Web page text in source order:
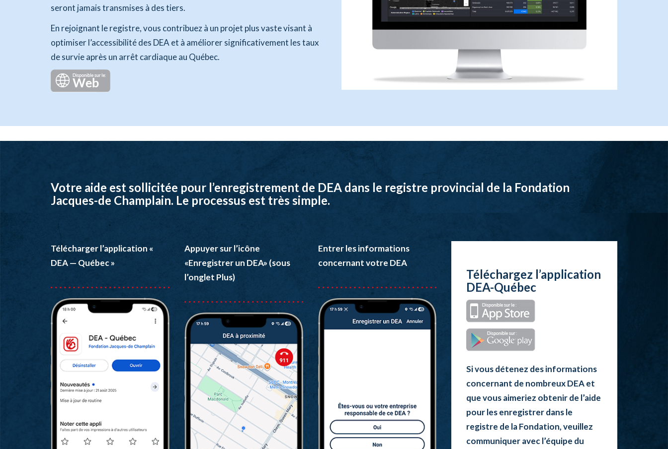
seront jamais transmises à des tiers.
En rejoignant le registre, vous contribuez à un projet plus vaste visant à
optimiser l’accessibilité des DEA et à améliorer significativement les taux
de survie après un arrêt cardiaque au Québec.
Votre aide est sollicitée pour l’enregistrement de DEA dans le registre provincial de la Fondation
Jacques-de Champlain. Le processus est très simple.
Télécharger l’application «
DEA — Québec »
Appuyer sur l’icône
«Enregistrer un DEA» (sous
l’onglet Plus)
Entrer les informations
concernant votre DEA
Téléchargez l’application
DEA-Québec
Si vous détenez des informations
concernant de nombreux DEA et
que vous aimeriez obtenir de l’aide
pour les enregistrer dans le
registre de la Fondation, veuillez
communiquer avec l’équipe du